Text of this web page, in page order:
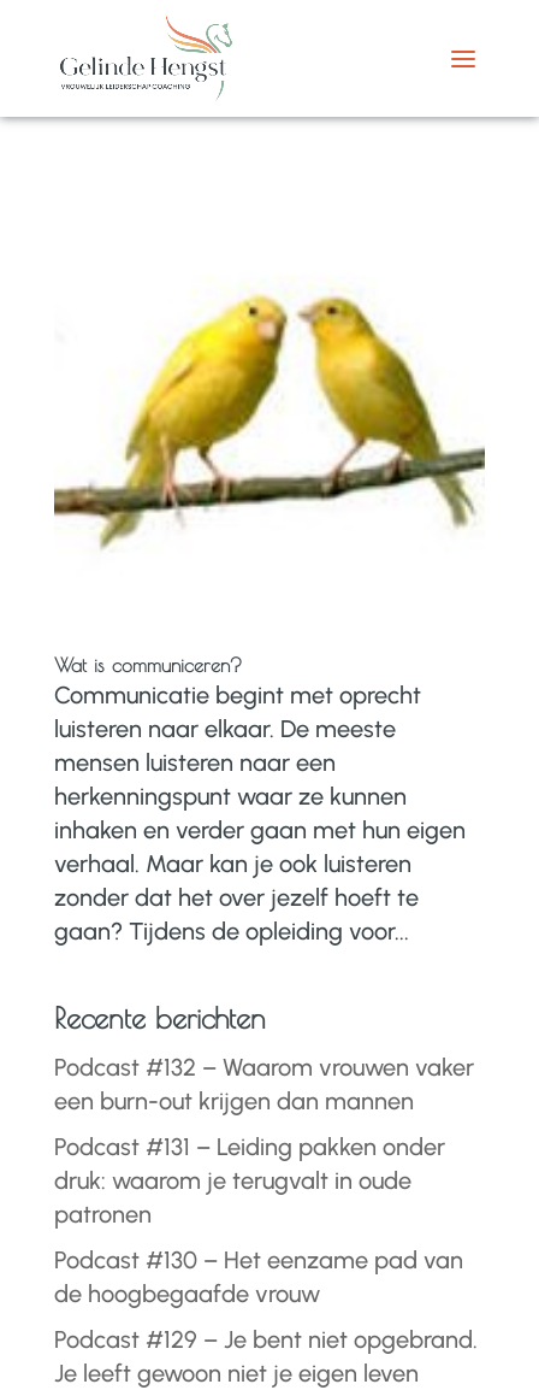
Wat is communiceren?
Communicatie begint met oprecht
luisteren naar elkaar. De meeste
mensen luisteren naar een
herkenningspunt waar ze kunnen
inhaken en verder gaan met hun eigen
verhaal. Maar kan je ook luisteren
zonder dat het over jezelf hoeft te
gaan? Tijdens de opleiding voor...
Recente berichten
Podcast #132 – Waarom vrouwen vaker
een burn-out krijgen dan mannen
Podcast #131 – Leiding pakken onder
druk: waarom je terugvalt in oude
patronen
Podcast #130 – Het eenzame pad van
de hoogbegaafde vrouw
Podcast #129 – Je bent niet opgebrand.
Je leeft gewoon niet je eigen leven